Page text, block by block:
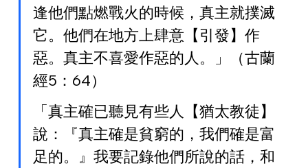
逢他們點燃戰火的時候，真主就撲滅
它。他們在地方上肆意【引發】作
惡。真主不喜愛作惡的人。」（古蘭
經5：64）
「真主確已聽見有些人【猶太教徒】
說：『真主確是貧窮的，我們確是富
足的。』我要記錄他們所說的話，和